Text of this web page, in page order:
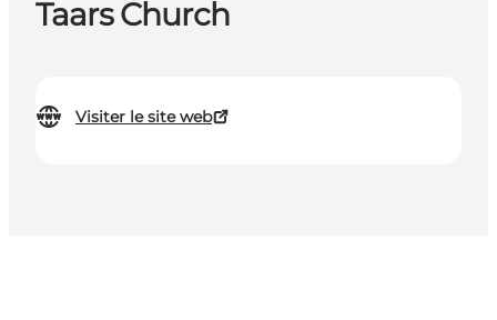
Taars Church
Visiter le site web